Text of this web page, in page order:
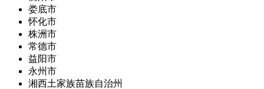
娄底市
怀化市
株洲市
常德市
益阳市
永州市
湘西土家族苗族自治州